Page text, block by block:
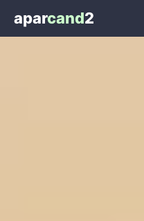
aparcand2